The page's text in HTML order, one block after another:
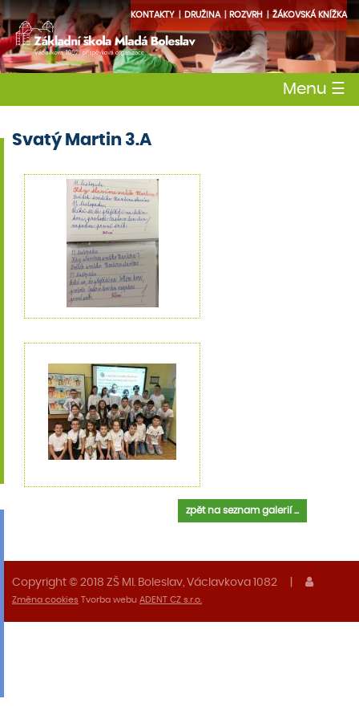
ŽÁKOVSKÁ KNÍŽKA
ROZVRH
DRUŽINA
KONTAKTY
Menu ☰
Svatý Martin 3.A
zpět na seznam galerií ...
Copyright © 2018 ZŠ Ml. Boleslav, Václavkova 1082
Změna cookies Tvorba webu ADENT CZ s.r.o.